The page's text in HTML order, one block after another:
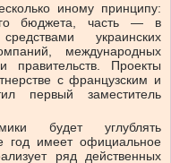
иному принципу:
бюджета, часть — в
украинских
международных
правительств. Проекты
с французским и
первый заместитель
будет углублять
год имеет официальное
ряд действенных